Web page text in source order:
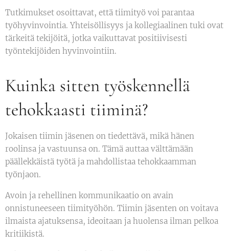
Tutkimukset osoittavat, että tiimityö voi parantaa
työhyvinvointia. Yhteisöllisyys ja kollegiaalinen tuki ovat
tärkeitä tekijöitä, jotka vaikuttavat positiivisesti
työntekijöiden hyvinvointiin.
Kuinka sitten työskennellä
tehokkaasti tiiminä?
Jokaisen tiimin jäsenen on tiedettävä, mikä hänen
roolinsa ja vastuunsa on. Tämä auttaa välttämään
päällekkäistä työtä ja mahdollistaa tehokkaamman
työnjaon.
Avoin ja rehellinen kommunikaatio on avain
onnistuneeseen tiimityöhön. Tiimin jäsenten on voitava
ilmaista ajatuksensa, ideoitaan ja huolensa ilman pelkoa
kritiikistä.